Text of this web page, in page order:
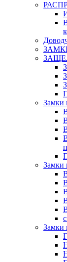
Замки
Замки
Замки